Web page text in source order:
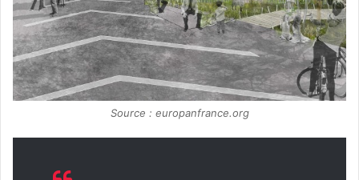
Source : europanfrance.org